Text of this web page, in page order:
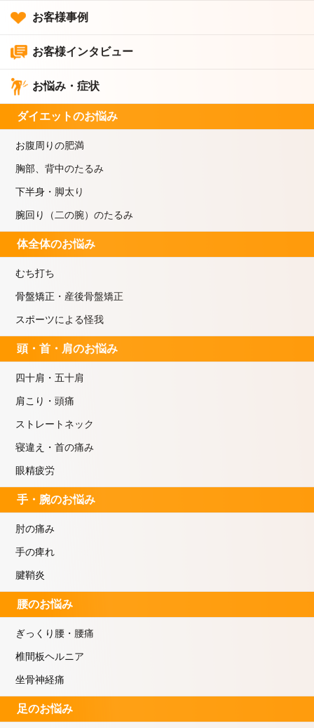
お客様事例
お客様インタビュー
お悩み・症状
ダイエットのお悩み
お腹周りの肥満
胸部、背中のたるみ
下半身・脚太り
腕回り（二の腕）のたるみ
体全体のお悩み
むち打ち
骨盤矯正・産後骨盤矯正
スポーツによる怪我
頭・首・肩のお悩み
四十肩・五十肩
肩こり・頭痛
ストレートネック
寝違え・首の痛み
眼精疲労
手・腕のお悩み
肘の痛み
手の痺れ
腱鞘炎
腰のお悩み
ぎっくり腰・腰痛
椎間板ヘルニア
坐骨神経痛
足のお悩み